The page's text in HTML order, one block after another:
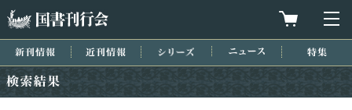
買物カゴを
新刊情報 近刊情報 シリーズ ニュース